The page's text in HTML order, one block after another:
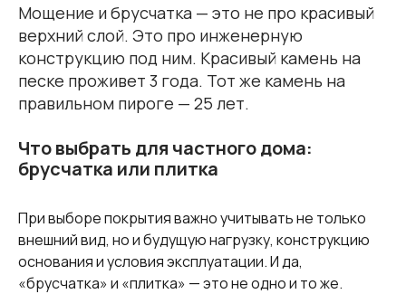
Мощение и брусчатка — это не про красивый
верхний слой. Это про инженерную
конструкцию под ним. Красивый камень на
песке проживет 3 года. Тот же камень на
правильном пироге — 25 лет.
Что выбрать для частного дома:
брусчатка или плитка
При выборе покрытия важно учитывать не только
внешний вид, но и будущую нагрузку, конструкцию
основания и условия эксплуатации. И да,
«брусчатка» и «плитка» — это не одно и то же.